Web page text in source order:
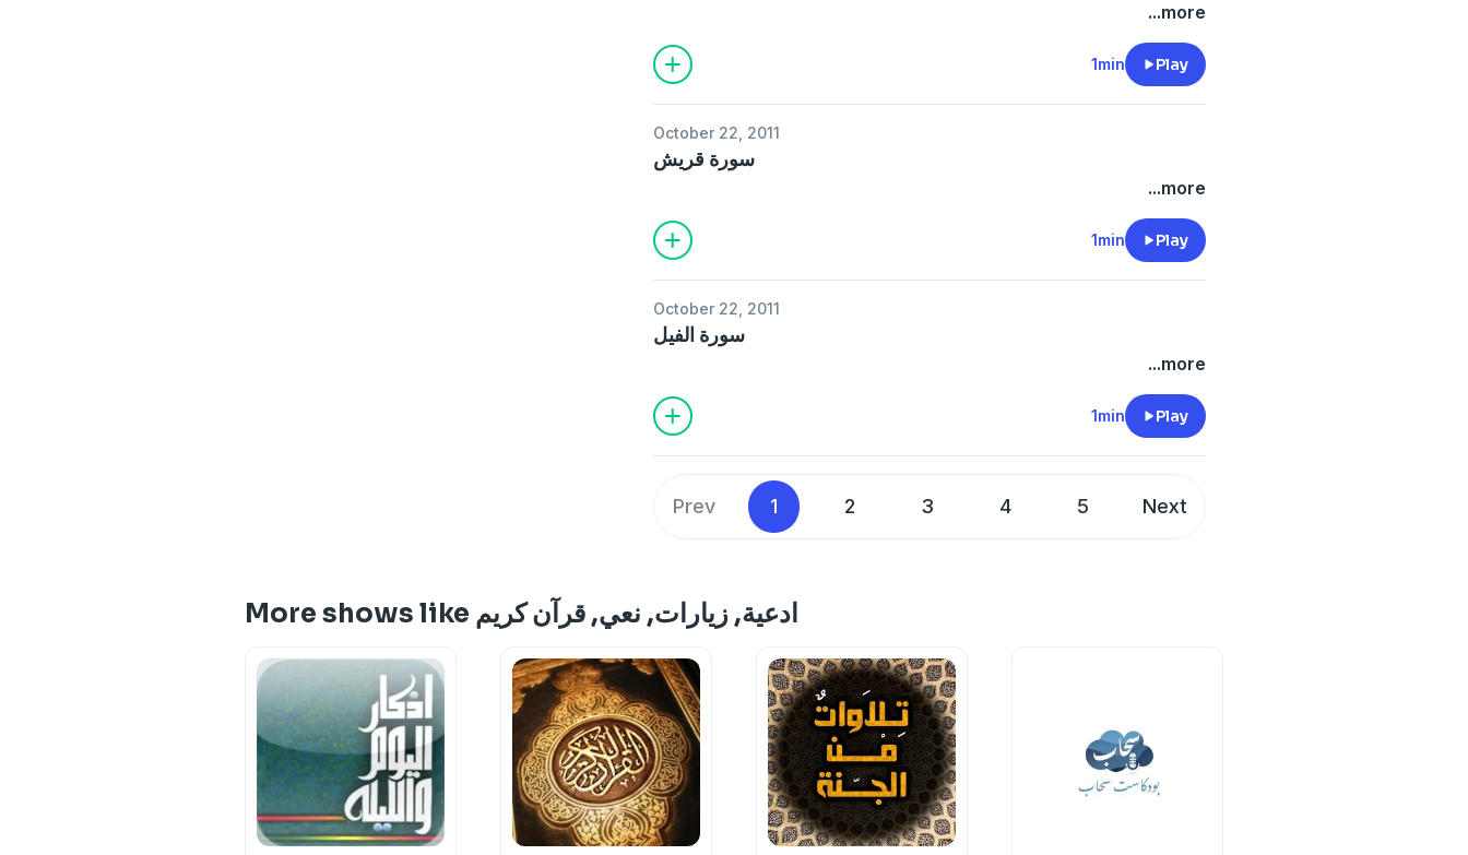
...more
1min Play
October 22, 2011
سورة قريش
...more
1min Play
October 22, 2011
سورة الفيل
...more
1min Play
Prev 1 2 3 4 5 Next
More shows like ادعية, زيارات, نعي, قرآن كريم